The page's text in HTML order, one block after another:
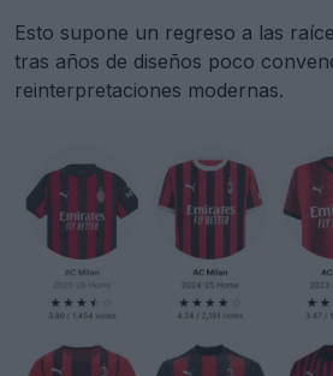
Esto supone un regreso a las
tras años de diseños poco
reinterpretaciones modernas.